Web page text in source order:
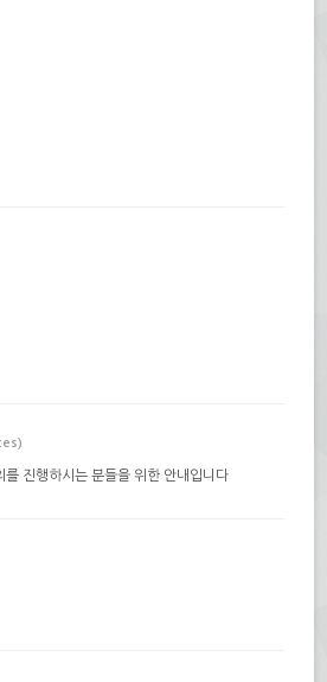
를 진행하시는 분들을 위한 안내입니다